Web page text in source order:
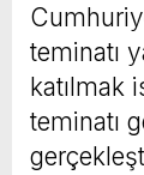
teminatı
katılmak
teminatı